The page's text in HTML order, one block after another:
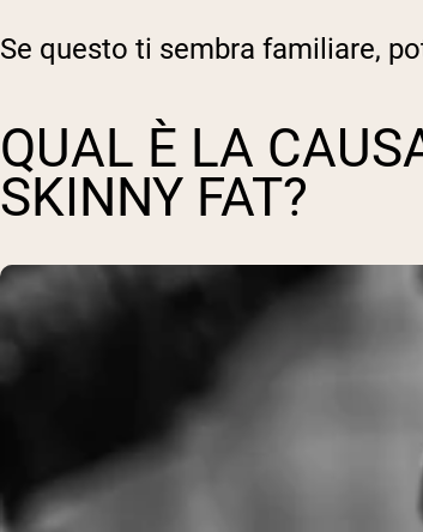
Se questo ti sembra familiare,
QUAL È LA
SKINNY FAT?